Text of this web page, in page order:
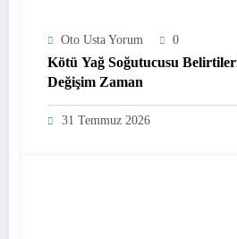
Oto Usta Yorum 0
Kötü Yağ Soğutucusu
Değişim Zaman
31 Temmuz 2026